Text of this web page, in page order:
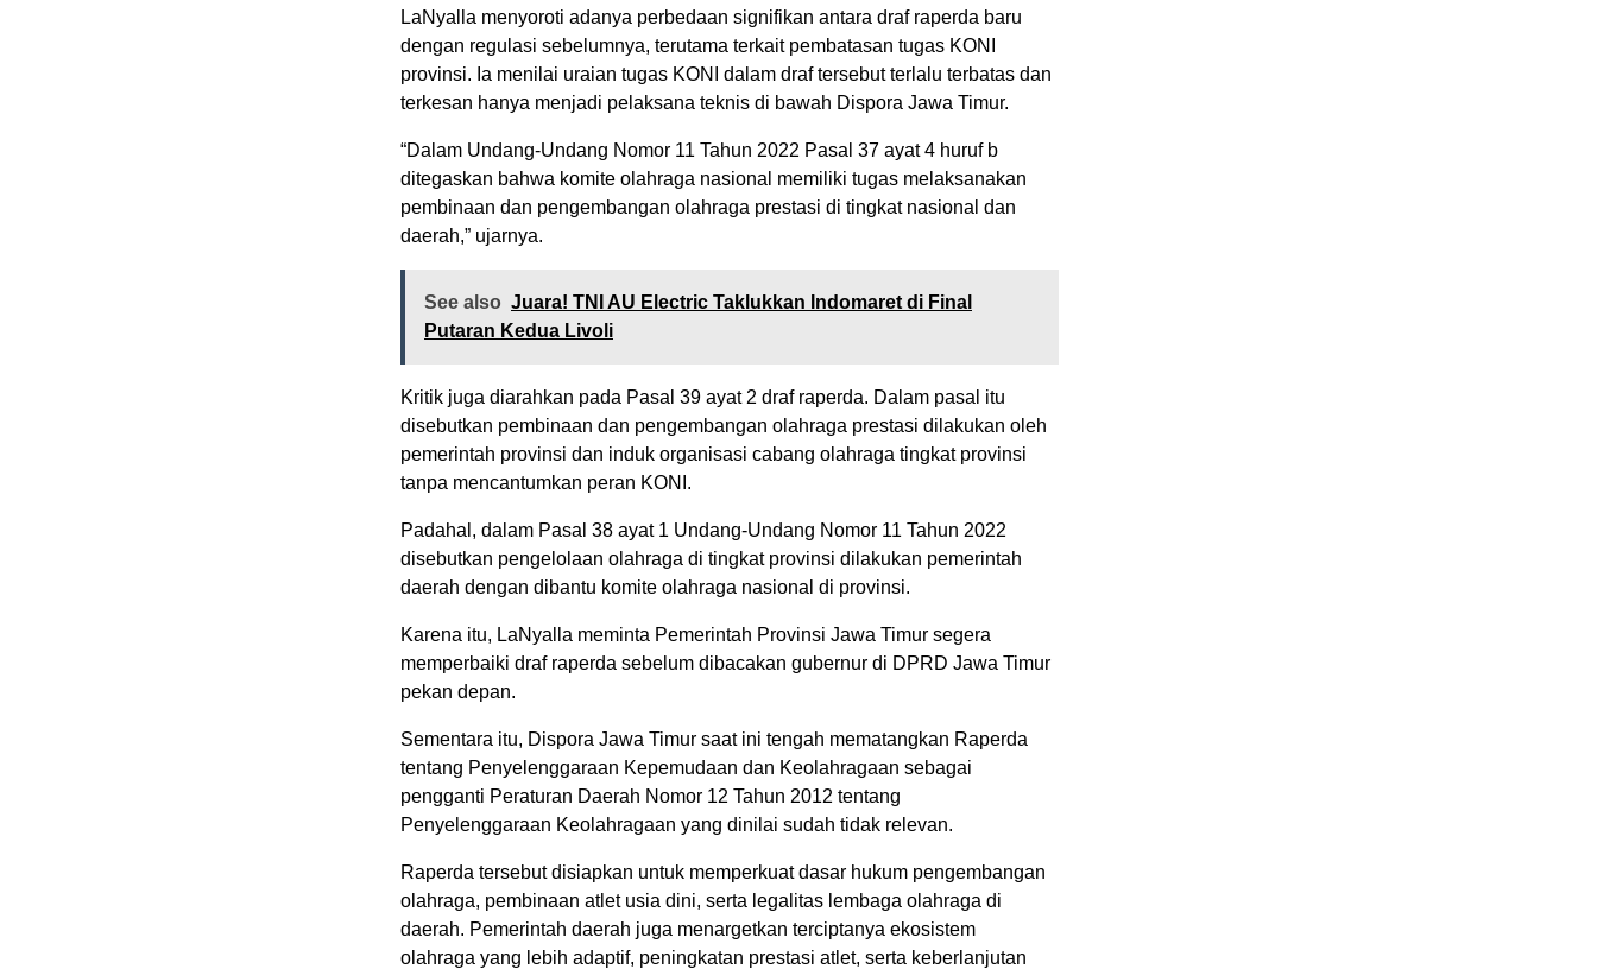
LaNyalla menyoroti adanya perbedaan signifikan antara draf raperda baru
dengan regulasi sebelumnya, terutama terkait pembatasan tugas KONI
provinsi. Ia menilai uraian tugas KONI dalam draf tersebut terlalu terbatas dan
terkesan hanya menjadi pelaksana teknis di bawah Dispora Jawa Timur.
“Dalam Undang-Undang Nomor 11 Tahun 2022 Pasal 37 ayat 4 huruf b
ditegaskan bahwa komite olahraga nasional memiliki tugas melaksanakan
pembinaan dan pengembangan olahraga prestasi di tingkat nasional dan
daerah,” ujarnya.
See also Juara! TNI AU Electric Taklukkan Indomaret di Final
Putaran Kedua Livoli
Kritik juga diarahkan pada Pasal 39 ayat 2 draf raperda. Dalam pasal itu
disebutkan pembinaan dan pengembangan olahraga prestasi dilakukan oleh
pemerintah provinsi dan induk organisasi cabang olahraga tingkat provinsi
tanpa mencantumkan peran KONI.
Padahal, dalam Pasal 38 ayat 1 Undang-Undang Nomor 11 Tahun 2022
disebutkan pengelolaan olahraga di tingkat provinsi dilakukan pemerintah
daerah dengan dibantu komite olahraga nasional di provinsi.
Karena itu, LaNyalla meminta Pemerintah Provinsi Jawa Timur segera
memperbaiki draf raperda sebelum dibacakan gubernur di DPRD Jawa Timur
pekan depan.
Sementara itu, Dispora Jawa Timur saat ini tengah mematangkan Raperda
tentang Penyelenggaraan Kepemudaan dan Keolahragaan sebagai
pengganti Peraturan Daerah Nomor 12 Tahun 2012 tentang
Penyelenggaraan Keolahragaan yang dinilai sudah tidak relevan.
Raperda tersebut disiapkan untuk memperkuat dasar hukum pengembangan
olahraga, pembinaan atlet usia dini, serta legalitas lembaga olahraga di
daerah. Pemerintah daerah juga menargetkan terciptanya ekosistem
olahraga yang lebih adaptif, peningkatan prestasi atlet, serta keberlanjutan